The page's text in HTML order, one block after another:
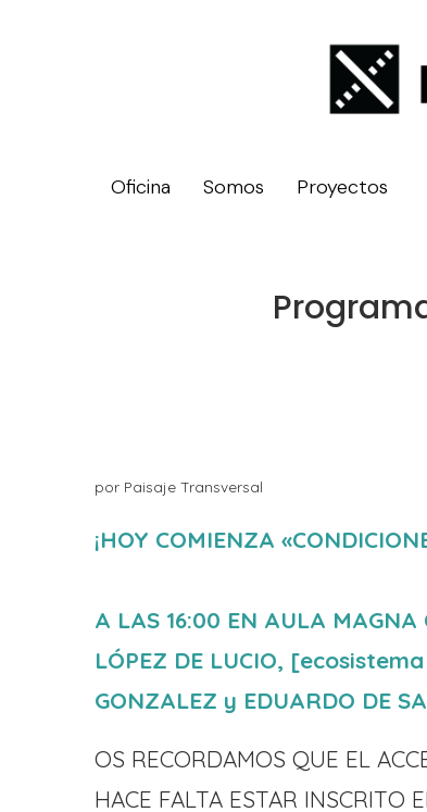
Oficina Somos Proyectos
por Paisaje Transversal
¡HOY COMIENZA
A LAS 16:00 EN AULA MAGNA
LÓPEZ DE LUCIO,
GONZALEZ y EDUARDO DE
OS RECORDAMOS QUE EL
HACE FALTA ESTAR INSCRITO